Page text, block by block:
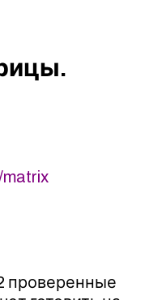
проверенные